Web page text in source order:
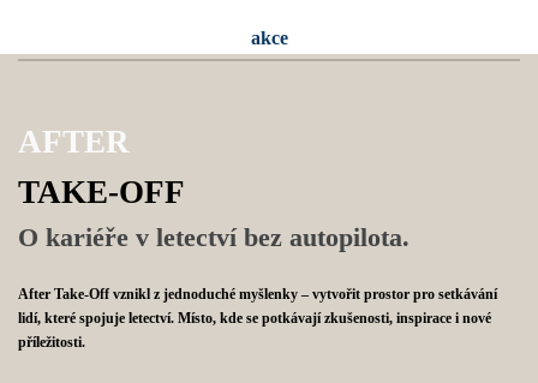
akce
AFTER
TAKE-OFF
O kariéře v letectví bez autopilota.
After Take-Off vznikl z jednoduché myšlenky – vytvořit prostor pro setkávání
lidí, které spojuje letectví. Místo, kde se potkávají zkušenosti, inspirace i nové
příležitosti.